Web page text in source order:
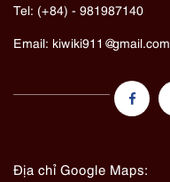
Tel: (+84) - 981987140
Email: kiwiki911@gmail.com
Địa chỉ Google Maps: